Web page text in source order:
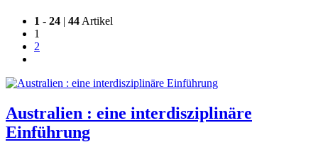
1 - 24 | 44 Artikel
1
2
Australien : eine interdisziplinäre
Einführung